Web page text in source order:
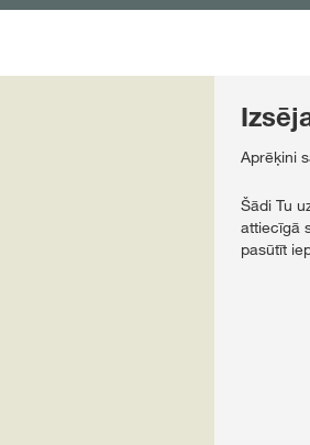
Aprēķini
Šādi Tu
attiecīgā
pasūtīt